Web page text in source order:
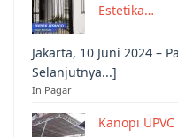
Estetika…
Jakarta, 10 Juni 2024 –
Selanjutnya...]
In Pagar
Kanopi